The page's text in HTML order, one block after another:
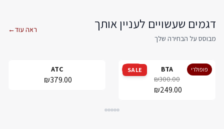
דגמים שעשויים לעניין אותך
מבוסס על הבחירה שלך
ראה עוד←
פופולרי מבצע
SALE
BTA
₪300.00
₪249.00
ATC
₪379.00